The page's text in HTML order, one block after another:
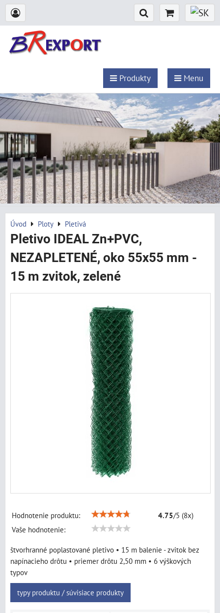
Produkty Menu
Úvod Ploty Pletivá
Pletivo IDEAL Zn+PVC,
NEZAPLETENÉ, oko 55x55 mm -
15 m zvitok, zelené
Hodnotenie produktu: 4.75/5 (8x)
Vaše hodnotenie:
štvorhranné poplastované pletivo • 15 m balenie - zvitok bez
napínacieho drôtu • priemer drôtu 2,50 mm • 6 výškových
typov
typy produktu / súvisiace produkty